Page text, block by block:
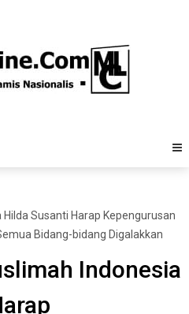
Susanti Harap Kepengurusan
Bidang-bidang Digalakkan
Indonesia